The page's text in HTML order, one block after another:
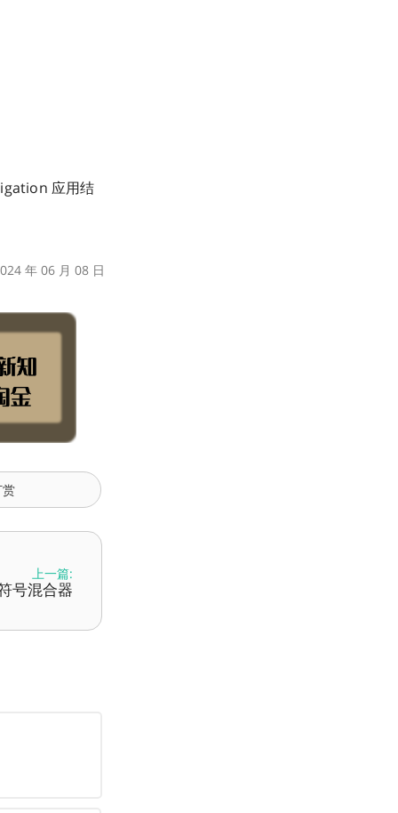
应用结
年 06 月 08 日
上一篇:
号混合器